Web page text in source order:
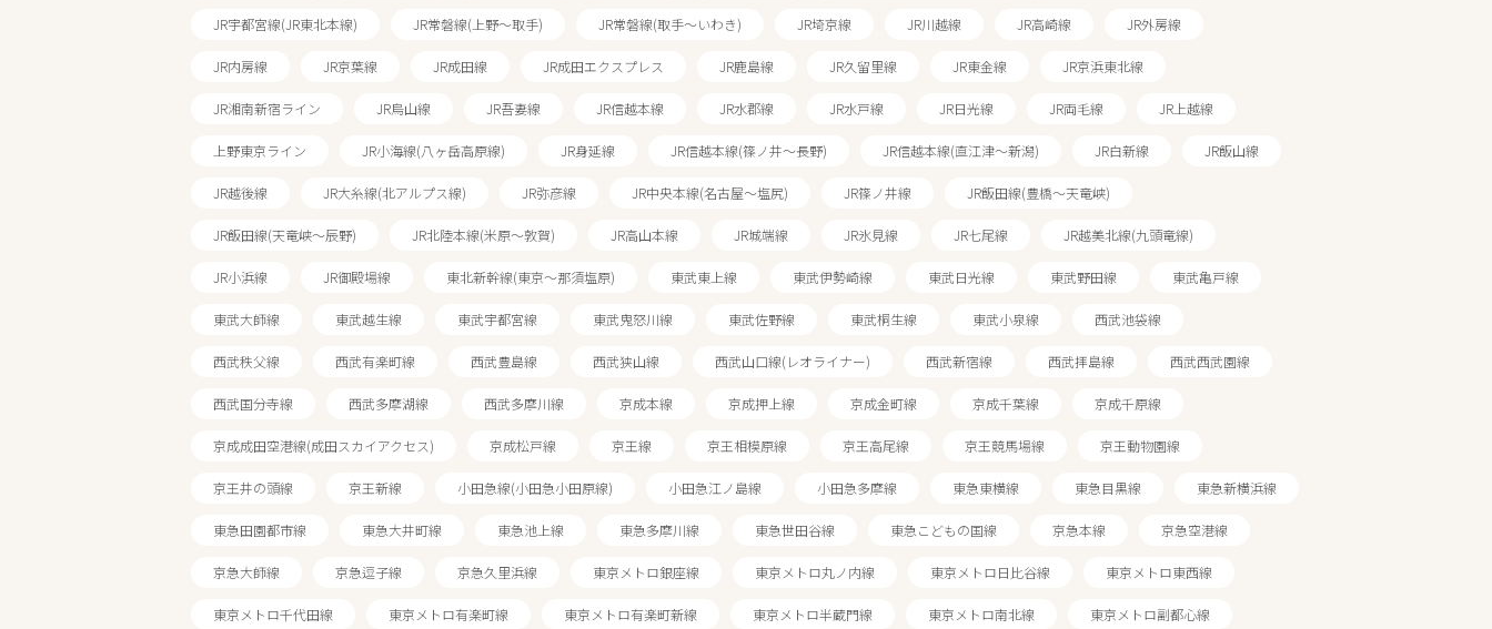
JR宇都宮線(JR東北本線) JR常磐線(上野～取手) JR常磐線(取手～いわき) JR埼京線 JR川越線 JR高崎線 JR外房線
JR内房線 JR京葉線 JR成田線 JR成田エクスプレス JR鹿島線 JR久留里線 JR東金線 JR京浜東北線
JR湘南新宿ライン JR烏山線 JR吾妻線 JR信越本線 JR水郡線 JR水戸線 JR日光線 JR両毛線 JR上越線
上野東京ライン JR小海線(八ヶ岳高原線) JR身延線 JR信越本線(篠ノ井～長野) JR信越本線(直江津～新潟) JR白新線 JR飯山線
JR越後線 JR大糸線(北アルプス線) JR弥彦線 JR中央本線(名古屋～塩尻) JR篠ノ井線 JR飯田線(豊橋～天竜峡)
JR飯田線(天竜峡～辰野) JR北陸本線(米原～敦賀) JR高山本線 JR城端線 JR氷見線 JR七尾線 JR越美北線(九頭竜線)
JR小浜線 JR御殿場線 東北新幹線(東京～那須塩原) 東武東上線 東武伊勢崎線 東武日光線 東武野田線 東武亀戸線
東武大師線 東武越生線 東武宇都宮線 東武鬼怒川線 東武佐野線 東武桐生線 東武小泉線 西武池袋線
西武秩父線 西武有楽町線 西武豊島線 西武狭山線 西武山口線(レオライナー) 西武新宿線 西武拝島線 西武西武園線
西武国分寺線 西武多摩湖線 西武多摩川線 京成本線 京成押上線 京成金町線 京成千葉線 京成千原線
京成成田空港線(成田スカイアクセス) 京成松戸線 京王線 京王相模原線 京王高尾線 京王競馬場線 京王動物園線
京王井の頭線 京王新線 小田急線(小田急小田原線) 小田急江ノ島線 小田急多摩線 東急東横線 東急目黒線 東急新横浜線
東急田園都市線 東急大井町線 東急池上線 東急多摩川線 東急世田谷線 東急こどもの国線 京急本線 京急空港線
京急大師線 京急逗子線 京急久里浜線 東京メトロ銀座線 東京メトロ丸ノ内線 東京メトロ日比谷線 東京メトロ東西線
東京メトロ千代田線 東京メトロ有楽町線 東京メトロ有楽町新線 東京メトロ半蔵門線 東京メトロ南北線 東京メトロ副都心線